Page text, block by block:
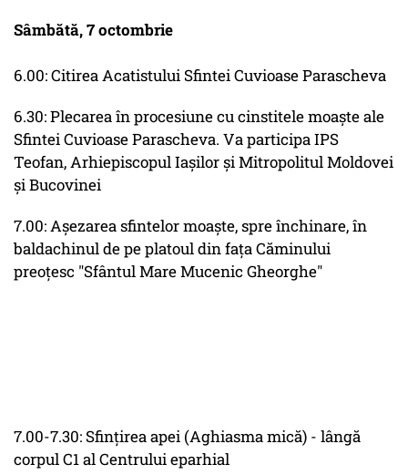
Sâmbătă, 7 octombrie
6.00: Citirea Acatistului Sfintei Cuvioase Parascheva
6.30: Plecarea în procesiune cu cinstitele moaşte ale
Sfintei Cuvioase Parascheva. Va participa IPS
Teofan, Arhiepiscopul Iaşilor şi Mitropolitul Moldovei
şi Bucovinei
7.00: Aşezarea sfintelor moaşte, spre închinare, în
baldachinul de pe platoul din faţa Căminului
preoţesc "Sfântul Mare Mucenic Gheorghe"
7.00-7.30: Sfinţirea apei (Aghiasma mică) - lângă
corpul C1 al Centrului eparhial